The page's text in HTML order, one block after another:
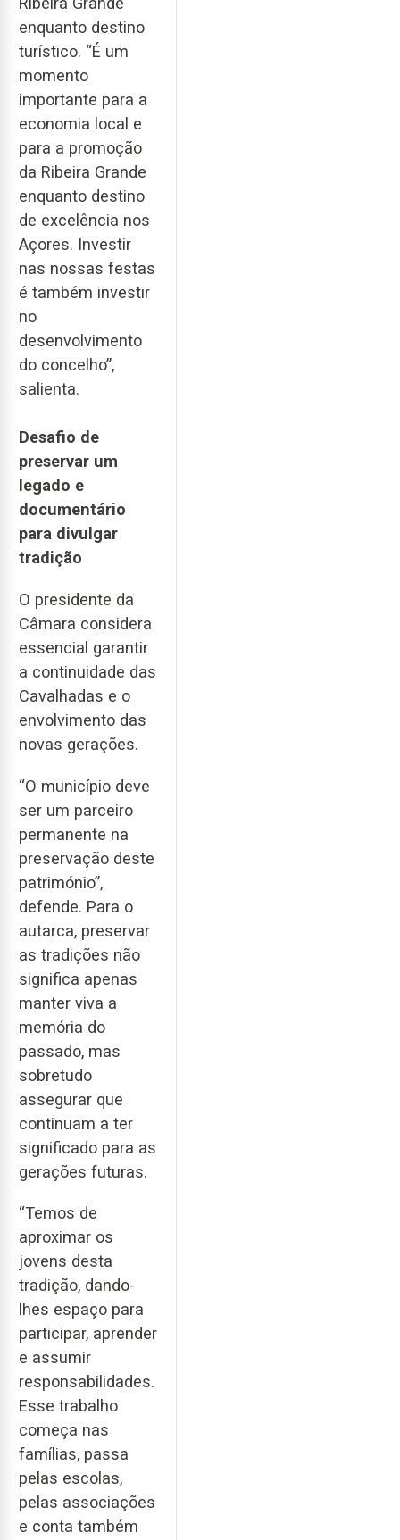
enquanto destino
turístico. “É um
momento
importante para a
economia local e
para a promoção
da Ribeira Grande
enquanto destino
de excelência nos
Açores. Investir
nas nossas festas
é também investir
no
desenvolvimento
do concelho”,
salienta.
Desafio de
preservar um
legado e
documentário
para divulgar
tradição
O presidente da
Câmara considera
essencial garantir
a continuidade das
Cavalhadas e o
envolvimento das
novas gerações.
“O município deve
ser um parceiro
permanente na
preservação deste
património”,
defende. Para o
autarca, preservar
as tradições não
significa apenas
manter viva a
memória do
passado, mas
sobretudo
assegurar que
continuam a ter
significado para as
gerações futuras.
“Temos de
aproximar os
jovens desta
tradição, dando-
lhes espaço para
participar, aprender
e assumir
responsabilidades.
Esse trabalho
começa nas
famílias, passa
pelas escolas,
pelas associações
e conta também